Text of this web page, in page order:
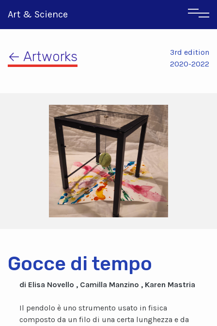
Art & Science
← Artworks
3rd edition
2020-2022
Gocce di tempo
di Elisa Novello , Camilla Manzino , Karen Mastria
Il pendolo è uno strumento usato in fisica
composto da un filo di una certa lunghezza e da